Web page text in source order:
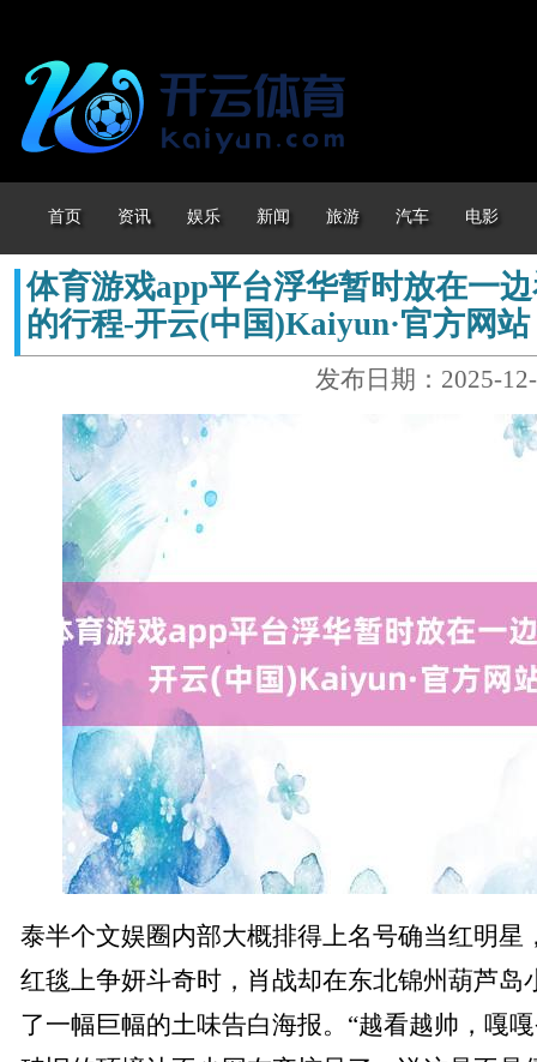
首页 资讯 娱乐 新闻 旅游 汽车 电影
体育游戏app平台浮华暂时放在一
的行程-开云(中国)Kaiyun·官方网
发布日期：2025-
泰半个文娱圈内部大概排得上名号确当红明星
红毯上争妍斗奇时，肖战却在东北锦州葫芦岛
了一幅巨幅的土味告白海报。“越看越帅，嘎